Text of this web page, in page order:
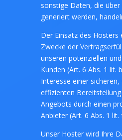
sonstige Daten, die über
generiert werden,
Der Einsatz des Hosters
Zwecke der
unseren potenziellen
Kunden (Art. 6 Abs. 1 lit.
Interesse einer sicheren,
effizienten
Angebots durch einen
Anbieter (Art. 6 Abs. 1 lit.
Unser Hoster wird Ihre